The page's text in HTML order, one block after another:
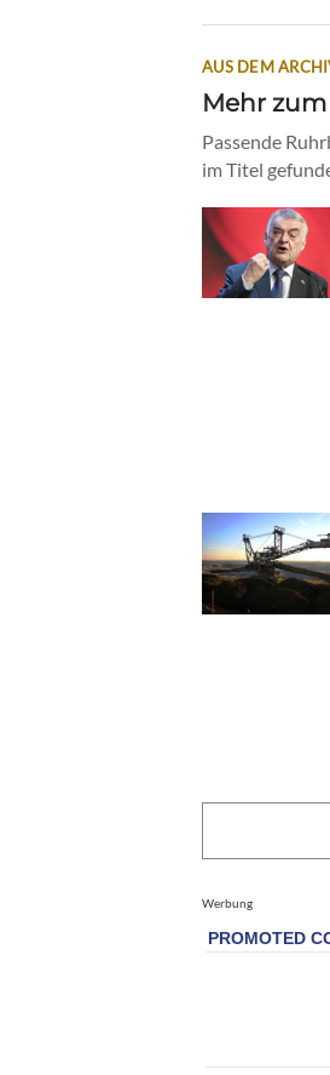
AUS DEM
Mehr
Passende
im Titel
Werbung